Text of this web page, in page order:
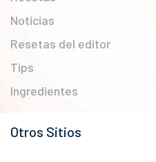
Noticias
Resetas del editor
Tips
Ingredientes
Otros Sitios